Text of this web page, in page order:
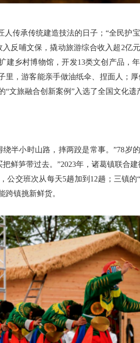
传承传统建造技法的日子；“全民护
入反哺文保，撬动旅游综合收入超2亿
建乡村博物馆，开发13类文创产品
里，游客能亲手做油纸伞、捏面人；
“文旅融合创新案例”入选了全国文化
小时山路，摔两跤是常事。”78岁
鲜笋带过去。”2023年，诸葛镇联合
公交班次从每天5趟加到12趟；三镇
跨镇挑新鲜货。